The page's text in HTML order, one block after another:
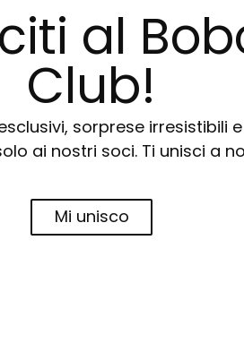
al
Club!
sorprese irresistibili
ai nostri soci. Ti unisci a
Mi unisco